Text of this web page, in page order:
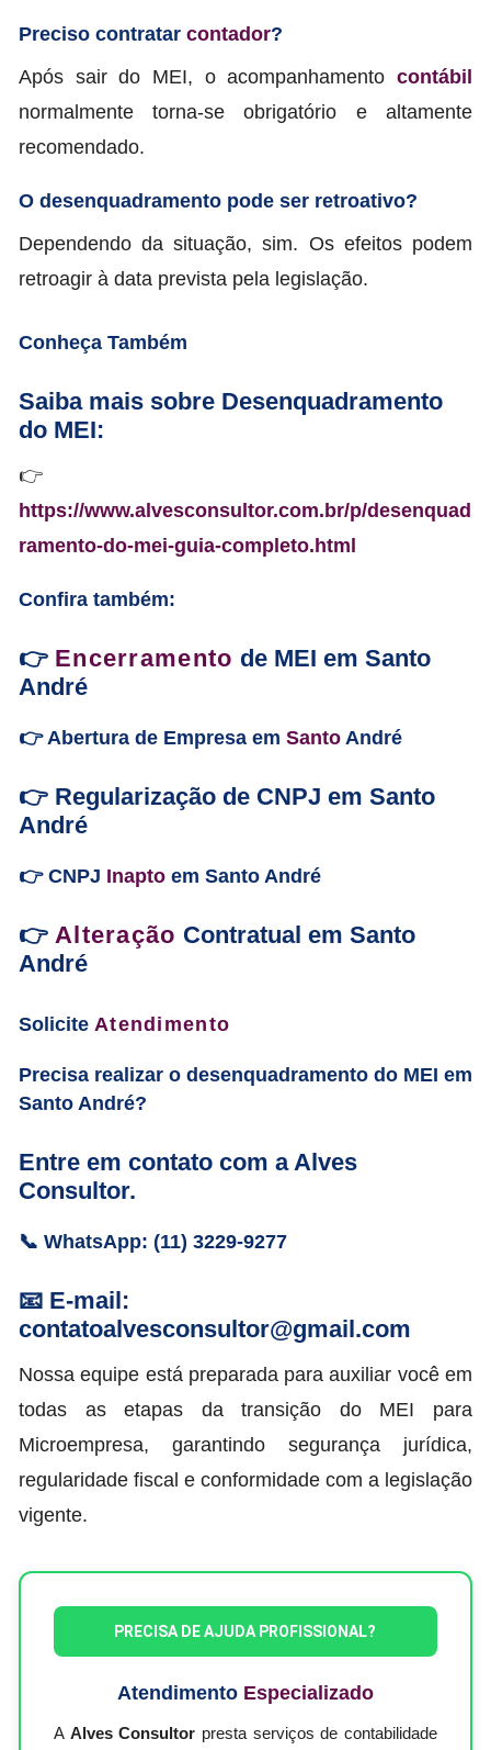
Preciso contratar contador?
Após sair do MEI, o acompanhamentocontábil
normalmente torna-se obrigatório e altamente
recomendado.
O desenquadramento pode ser retroativo?
Dependendo da situação, sim. Os efeitos podem
retroagir à data prevista pela legislação.
Conheça Também
Saiba mais sobre Desenquadramento
do MEI:
👉
https://www.alvesconsultor.com.br/p/desenquad
ramento-do-mei-guia-completo.html
Confira também:
👉 Encerramento de MEI em Santo
André
👉 Abertura de Empresa em SantoAndré
👉 Regularização de CNPJ em Santo
André
👉 CNPJ Inaptoem Santo André
👉 Alteração Contratual em Santo
André
Solicite Atendimento
Precisa realizar o desenquadramento do MEI em
Santo André?
Entre em contato com a Alves
Consultor.
📞 WhatsApp: (11) 3229-9277
📧 E-mail:
contatoalvesconsultor@gmail.com
Nossa equipe está preparada para auxiliar você em
todas as etapas da transição do MEI para
Microempresa, garantindo segurança jurídica,
regularidade fiscal e conformidade com a legislação
vigente.
PRECISA DE AJUDA PROFISSIONAL?
Atendimento Especializado
A Alves Consultor presta serviços de contabilidade